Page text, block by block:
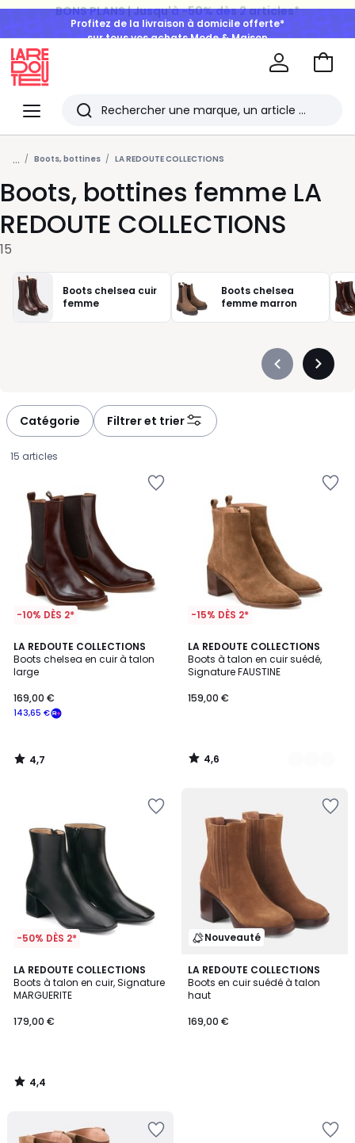
Profitez de la livraison à domicile offerte*
sur tous vos achats Mode & Maison
Menu
Redoute
Rechercher
Les
derniers
articles
consultés
Aller
... Boots, bottines LA REDOUTE COLLECTIONS
Boots, bottines femme LA
REDOUTE COLLECTIONS
15
Boots chelsea cuir
femme
Boots chelsea
femme marron
Précédent
Catégorie Filtrer et trier
15 articles
-10% DÈS 2*
LA REDOUTE COLLECTIONS
Boots chelsea en cuir à talon
large
€
souscrivez
notre
programme
place
143,65
143,65 €
169,00 €
4,7
/ 5
4,7
/
-15% DÈS 2*
LA REDOUTE COLLECTIONS
Boots à talon en cuir suédé,
Signature FAUSTINE
159,00 €
4,6
/ 5
2
Couleurs
4,6
/
-50% DÈS 2*
LA REDOUTE COLLECTIONS
Boots à talon en cuir, Signature
MARGUERITE
179,00 €
4,4
/ 5
4,4
/
Nouveauté
LA REDOUTE COLLECTIONS
Boots en cuir suédé à talon
haut
169,00 €